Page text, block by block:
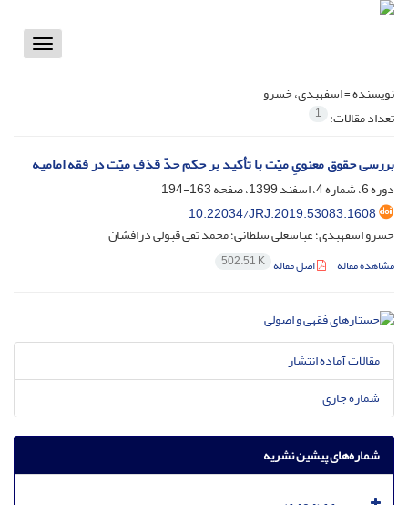
Toggle
نویسنده =اسفهبدی، خسرو
تعداد مقالات: 1
بررسی حقوق معنویِ میّت با تأکید بر حکم حدّ قذفِ میّت در فقه امامیه
دوره 6، شماره 4، اسفند 1399، صفحه
163-194
10.22034/JRJ.2019.53083.1608
خسرو اسفهبدی؛ عباسعلی سلطانی؛ محمد تقی قبولی درافشان
مشاهده مقاله اصل مقاله 502.51 K
مقالات آماده انتشار
شماره جاری
شماره‌های پیشین نشریه